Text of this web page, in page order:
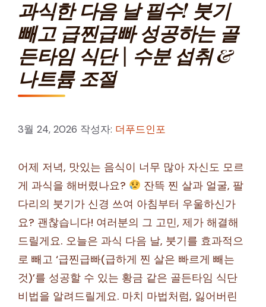
과식한 다음 날 필수! 붓기
빼고 급찐급빠 성공하는 골
든타임 식단 | 수분 섭취 &
나트륨 조절
3월 24, 2026 작성자: 더푸드인포
어제 저녁, 맛있는 음식이 너무 많아 자신도 모르
게 과식을 해버렸나요?
잔뜩 찐 살과 얼굴, 팔
다리의 붓기가 신경 쓰여 아침부터 우울하신가
요? 괜찮습니다! 여러분의 그 고민, 제가 해결해
드릴게요. 오늘은 과식 다음 날, 붓기를 효과적으
로 빼고 ‘급찐급빠(급하게 찐 살은 빠르게 빼는
것)’를 성공할 수 있는 황금 같은 골든타임 식단
비법을 알려드릴게요. 마치 마법처럼, 잃어버린